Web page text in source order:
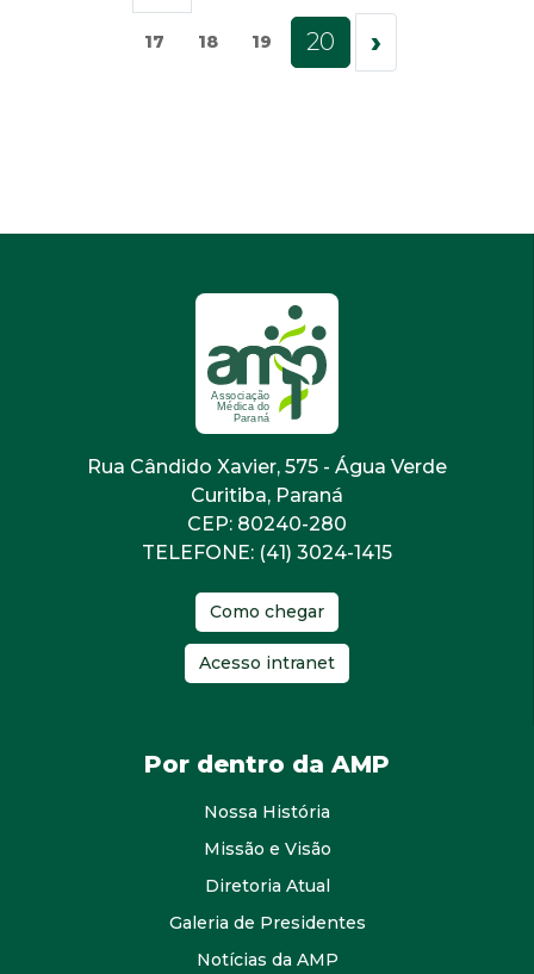
17 18 19 20 ›
Rua Cândido Xavier, 575 - Água Verde
Curitiba, Paraná
CEP: 80240-280
TELEFONE: (41) 3024-1415
Como chegar
Acesso intranet
Por dentro da AMP
Nossa História
Missão e Visão
Diretoria Atual
Galeria de Presidentes
Notícias da AMP